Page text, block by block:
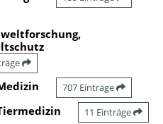
707 Einträge
11 Einträge